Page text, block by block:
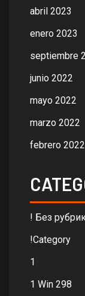
abril 2023
enero 2023
septiembre
junio 2022
mayo 2022
marzo 2022
febrero 2022
! Без
!Category
1
1 Win 298